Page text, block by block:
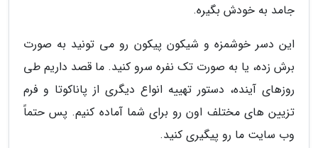
جامد به خودش بگیره.
این دسر خوشمزه و شیکون پیکون رو می تونید به صورت
برش زده، یا به صورت تک نفره سرو کنید. ما قصد داریم طی
روزهای آینده، دستور تهییه انواع دیگری از پاناکوتا و فرم
تزیین های مختلف اون رو برای شما آماده کنیم. پس حتماً
وب سایت ما رو پیگیری کنید.